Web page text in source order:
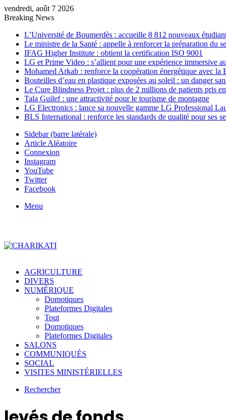
vendredi, août 7 2026
Breaking News
L’Université de Boumerdès : accueille 8 812 nouveaux
Le ministre de la Santé : appelle à renforcer la préparation du
IFAG Higher Institute : obtient la certification ISO 9001
LG et Prime Video : s’allient pour une expérience immersive
Mohamed Arkab : renforce la coopération énergétique avec la
Bouteilles d’eau en plastique exposées au soleil : un danger
Le Cure Blindness Projet : plus de 2 millions de patients pris
Tala Guilef : une attractivité pour le tourisme de montagne
LG Electronics : lance sa nouvelle gamme LG Professional
BLS International : renforce les standards de qualité pour ses
Sidebar (barre latérale)
Article Aléatoire
Connexion
Instagram
YouTube
Twitter
Facebook
Menu
AGRICULTURE
DIVERS
NUMÉRIQUE
Domotiques
Plateformes Digitales
Tout
Domotiques
Plateformes Digitales
SALONS
COMMUNIQUÉS
SOCIAL
VISITES MINISTÉRIELLES
Rechercher